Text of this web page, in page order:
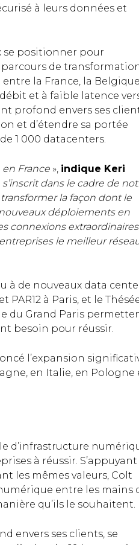
à leurs données et
se positionner pour
de
la France, la Belgique
et à faible latence
profond envers ses
et d’étendre sa portée
1 000 datacenters.
France », indique Keri
dans le cadre de
la façon dont le
déploiements en
connexions extraordinaires
le meilleur
à de nouveaux data
PAR12 à Paris, et le
du Grand Paris
besoin pour réussir.
l’expansion
en Italie, en Pologne
d’infrastructure
à réussir. S’appuyant
les mêmes valeurs, Colt
entre les mains
qu’ils le souhaitent.
envers ses clients, se